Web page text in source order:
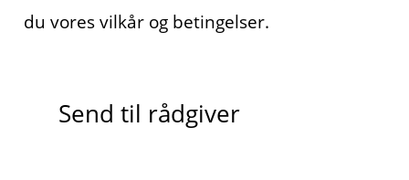
du vores vilkår og betingelser.
Send til rådgiver